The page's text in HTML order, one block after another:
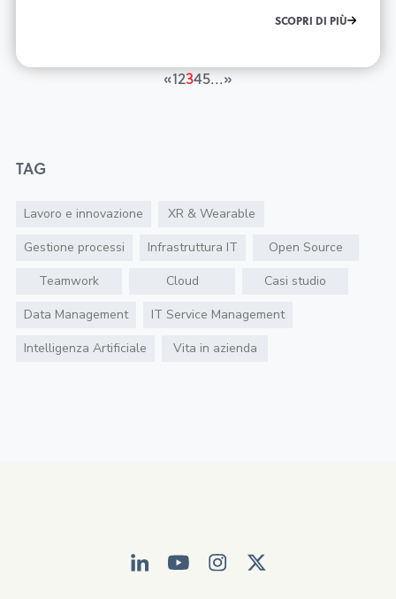
SCOPRI DI PIÙ
«12345...»
TAG
Lavoro e innovazione
XR & Wearable
Gestione processi
Infrastruttura IT
Open Source
Teamwork
Cloud
Casi studio
Data Management
IT Service Management
Intelligenza Artificiale
Vita in azienda